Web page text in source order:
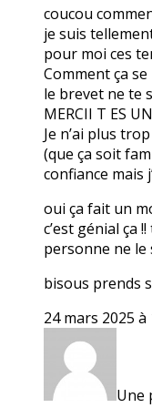
coucou
je suis
pour moi ces
Comment ça
le brevet ne te
MERCII T ES
Je n’ai plus
(que ça soit
confiance mais
oui ça fait un
c’est génial ça
personne ne le
bisous prends
24 mars 2025 à
Une